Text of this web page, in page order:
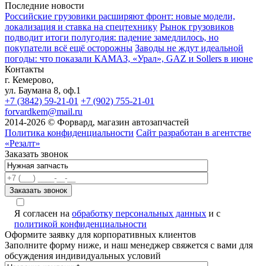
Последние новости
Российские грузовики расширяют фронт: новые модели,
локализация и ставка на спецтехнику Рынок грузовиков
подводит итоги полугодия: падение замедлилось, но
покупатели всё ещё осторожны Заводы не ждут идеальной
погоды: что показали КАМАЗ, «Урал», GAZ и Sollers в июне
Контакты
г. Кемерово,
ул. Баумана 8, оф.1
+7 (3842) 59-21-01 +7 (902) 755-21-01
forvardkem@mail.ru
2014-2026 © Форвард, магазин автозапчастей
Политика конфиденциальности Сайт разработан в агентстве
«Резалт»
Заказать звонок
Я согласен на обработку персональных данных и с
политикой конфиденциальности
Оформите заявку для корпоративных клиентов
Заполните форму ниже, и наш менеджер свяжется с вами для
обсуждения индивидуальных условий